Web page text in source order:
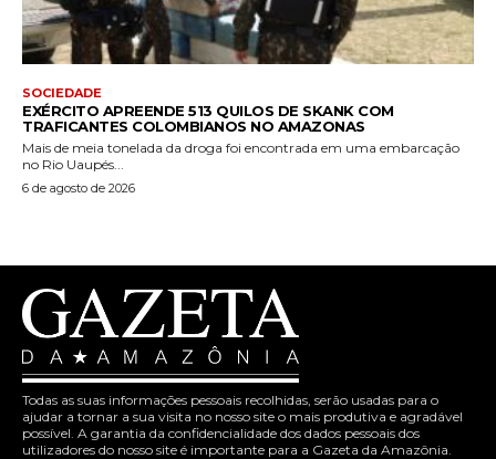
SOCIEDADE
EXÉRCITO APREENDE 513 QUILOS DE SKANK COM
TRAFICANTES COLOMBIANOS NO AMAZONAS
Mais de meia tonelada da droga foi encontrada em uma embarcação
no Rio Uaupés...
6 de agosto de 2026
Todas as suas informações pessoais recolhidas, serão usadas para o
ajudar a tornar a sua visita no nosso site o mais produtiva e agradável
possível. A garantia da confidencialidade dos dados pessoais dos
utilizadores do nosso site é importante para a Gazeta da Amazônia.